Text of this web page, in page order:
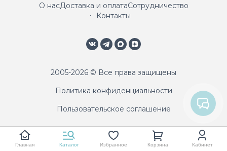
О насДоставка и оплатаСотрудничество
Контакты
2005-2026 © Все права защищены
Политика конфиденциальности
Пользовательское соглашение
Главная Каталог Избранное Корзина Кабинет